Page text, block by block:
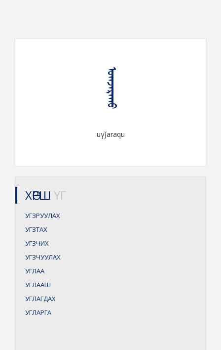
ᠤᠭᠵᠠᠷᠠᠬᠤ
uγǰaraqu
ХӨРШ ҮГ
УГЗРУУЛАХ
УГЗТАХ
УГЗЧИХ
УГЗЧУУЛАХ
УГЛАА
УГЛААШ
УГЛАГДАХ
УГЛАРГА